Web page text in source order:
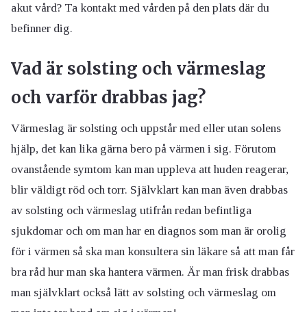
akut vård? Ta kontakt med vården på den plats där du
befinner dig.
Vad är solsting och värmeslag
och varför drabbas jag?
Värmeslag är solsting och uppstår med eller utan solens
hjälp, det kan lika gärna bero på värmen i sig. Förutom
ovanstående symtom kan man uppleva att huden reagerar,
blir väldigt röd och torr. Självklart kan man även drabbas
av solsting och värmeslag utifrån redan befintliga
sjukdomar och om man har en diagnos som man är orolig
för i värmen så ska man konsultera sin läkare så att man får
bra råd hur man ska hantera värmen. Är man frisk drabbas
man självklart också lätt av solsting och värmeslag om